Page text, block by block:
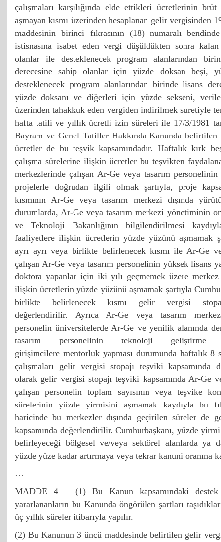
çalışmaları karşılığında elde ettikleri ücretlerinin
aşmayan kısmı üzerinden hesaplanan gelir vergisinden
maddesinin birinci fıkrasının (18) numaralı
istisnasına isabet eden vergi düşüldükten sonra
olanlar ile desteklenecek program alanlarından
derecesine sahip olanlar için yüzde doksan beşi,
desteklenecek program alanlarından birinde lisans
yüzde doksanı ve diğerleri için yüzde sekseni,
üzerinden tahakkuk eden vergiden indirilmek suretiyle
hafta tatili ve yıllık ücretli izin süreleri ile 17/3/1981
Bayram ve Genel Tatiller Hakkında Kanunda
ücretler de bu teşvik kapsamındadır. Haftalık kırk
çalışma sürelerine ilişkin ücretler bu teşvikten
merkezlerinde çalışan Ar-Ge veya tasarım
projelerle doğrudan ilgili olmak şartıyla, proje
kısmının Ar-Ge veya tasarım merkezi dışında
durumlarda, Ar-Ge veya tasarım merkezi yönetiminin
ve Teknoloji Bakanlığının bilgilendirilmesi
faaliyetlere ilişkin ücretlerin yüzde yüzünü aşmamak
ayrı ayrı veya birlikte belirlenecek kısmı ile Ar-Ge
çalışan Ar-Ge veya tasarım personelinin yüksek lisans
doktora yapanlar için iki yılı geçmemek üzere merkez
ilişkin ücretlerin yüzde yüzünü aşmamak şartıyla
birlikte belirlenecek kısmı gelir vergisi
değerlendirilir. Ayrıca Ar-Ge veya tasarım
personelin üniversitelerde Ar-Ge ve yenilik alanında
tasarım personelinin teknoloji geliştirme
girişimcilere mentorluk yapması durumunda haftalık 8
çalışmaları gelir vergisi stopajı teşviki kapsamında
olarak gelir vergisi stopajı teşviki kapsamında Ar-Ge
çalışan personelin toplam sayısının veya teşvike
sürelerinin yüzde yirmisini aşmamak kaydıyla bu
haricinde bu merkezler dışında geçirilen süreler de
kapsamında değerlendirilir. Cumhurbaşkanı, yüzde
belirleyeceği bölgesel ve/veya sektörel alanlarda ya
yüzde yüze kadar artırmaya veya tekrar kanuni oranına
…
MADDE 4 – (1) Bu Kanun kapsamındaki destek
yararlananların bu Kanunda öngörülen şartları
üç yıllık süreler itibarıyla yapılır.
(2) Bu Kanunun 3 üncü maddesinde belirtilen gelir